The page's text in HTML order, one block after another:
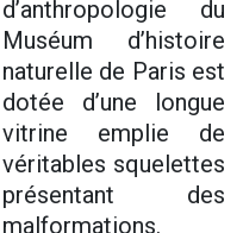
d’anthropologie du
Muséum d’histoire
naturelle de Paris est
dotée d’une longue
vitrine emplie de
véritables squelettes
présentant des
malformations.